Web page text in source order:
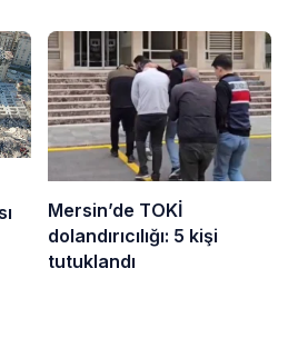
Mersin’de TOKİ
dolandırıcılığı: 5 kişi
tutuklandı